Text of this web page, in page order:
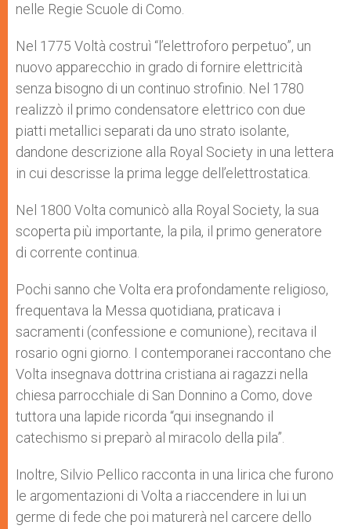
nelle Regie Scuole di Como.
Nel 1775 Voltà costruì “l’elettroforo perpetuo”, un
nuovo apparecchio in grado di fornire elettricità
senza bisogno di un continuo strofinio. Nel 1780
realizzò il primo condensatore elettrico con due
piatti metallici separati da uno strato isolante,
dandone descrizione alla Royal Society in una lettera
in cui descrisse la prima legge dell’elettrostatica.
Nel 1800 Volta comunicò alla Royal Society, la sua
scoperta più importante, la pila, il primo generatore
di corrente continua.
Pochi sanno che Volta era profondamente religioso,
frequentava la Messa quotidiana, praticava i
sacramenti (confessione e comunione), recitava il
rosario ogni giorno. I contemporanei raccontano che
Volta insegnava dottrina cristiana ai ragazzi nella
chiesa parrocchiale di San Donnino a Como, dove
tuttora una lapide ricorda “qui insegnando il
catechismo si preparò al miracolo della pila”.
Inoltre, Silvio Pellico racconta in una lirica che furono
le argomentazioni di Volta a riaccendere in lui un
germe di fede che poi maturerà nel carcere dello